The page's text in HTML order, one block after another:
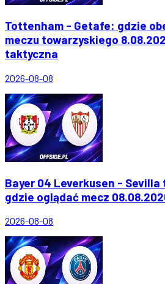
Tottenham - Getafe: gdzie
meczu towarzyskiego
taktyczna
2026-08-08
Bayer 04 Leverkusen - Sevilla
gdzie oglądać mecz
2026-08-08